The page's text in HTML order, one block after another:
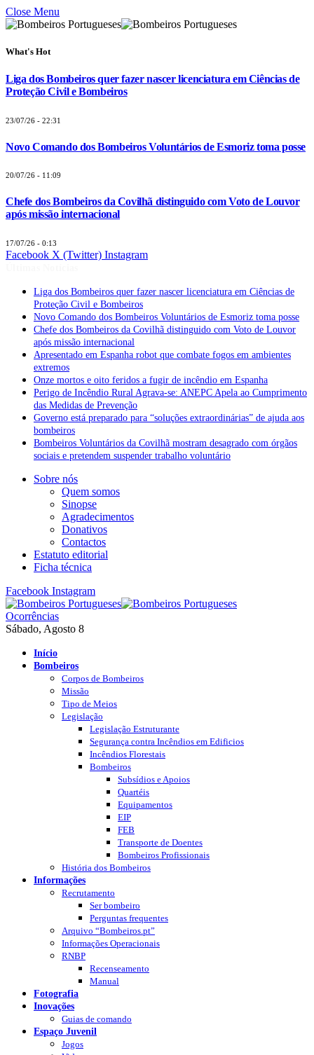
Close Menu
What's Hot
Liga dos Bombeiros quer fazer nascer licenciatura em Ciências de
Proteção Civil e Bombeiros
23/07/26 - 22:31
Novo Comando dos Bombeiros Voluntários de Esmoriz toma posse
20/07/26 - 11:09
Chefe dos Bombeiros da Covilhã distinguido com Voto de Louvor
após missão internacional
17/07/26 - 0:13
Facebook X (Twitter) Instagram
Liga dos Bombeiros quer fazer nascer licenciatura em Ciências de
Proteção Civil e Bombeiros
Novo Comando dos Bombeiros Voluntários de Esmoriz toma posse
Chefe dos Bombeiros da Covilhã distinguido com Voto de Louvor
após missão internacional
Apresentado em Espanha robot que combate fogos em ambientes
extremos
Onze mortos e oito feridos a fugir de incêndio em Espanha
Perigo de Incêndio Rural Agrava-se: ANEPC Apela ao Cumprimento
das Medidas de Prevenção
Governo está preparado para “soluções extraordinárias” de ajuda aos
bombeiros
Bombeiros Voluntários da Covilhã mostram desagrado com órgãos
sociais e pretendem suspender trabalho voluntário
Sobre nós
Quem somos
Sinopse
Agradecimentos
Donativos
Contactos
Estatuto editorial
Ficha técnica
Facebook Instagram
Ocorrências
Sábado, Agosto 8
Início
Bombeiros
Corpos de Bombeiros
Missão
Tipo de Meios
Legislação
Legislação Estruturante
Segurança contra Incêndios em Edificios
Incêndios Florestais
Bombeiros
Subsídios e Apoios
Quartéis
Equipamentos
EIP
FEB
Transporte de Doentes
Bombeiros Profissionais
História dos Bombeiros
Informações
Recrutamento
Ser bombeiro
Perguntas frequentes
Arquivo “Bombeiros.pt”
Informações Operacionais
RNBP
Recenseamento
Manual
Fotografia
Inovações
Guias de comando
Espaço Juvenil
Jogos